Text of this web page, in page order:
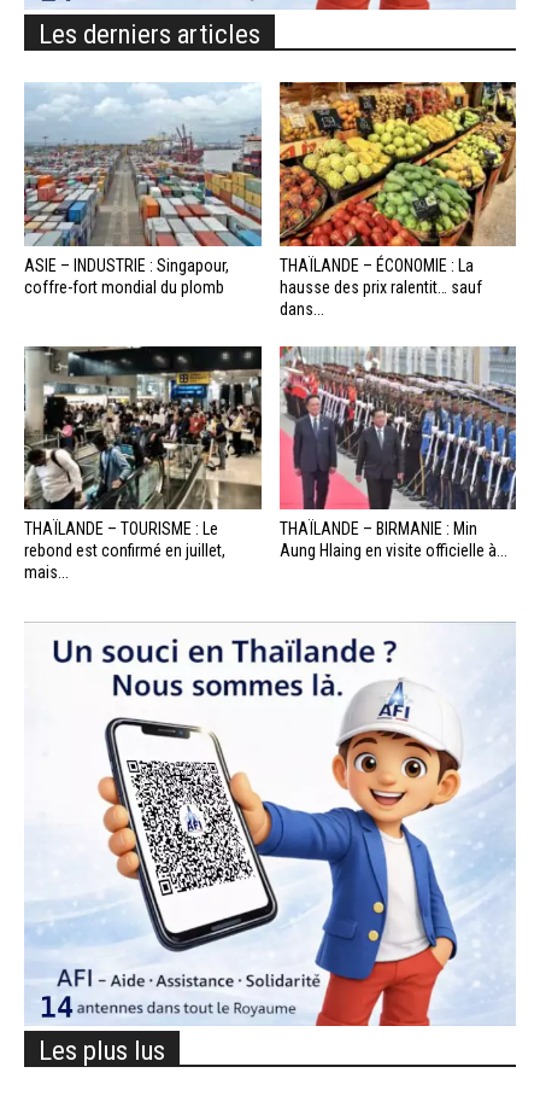
Les derniers articles
ASIE – INDUSTRIE : Singapour,
coffre-fort mondial du plomb
THAÏLANDE – ÉCONOMIE : La
hausse des prix ralentit… sauf
dans...
THAÏLANDE – TOURISME : Le
rebond est confirmé en juillet,
mais...
THAÏLANDE – BIRMANIE : Min
Aung Hlaing en visite officielle à...
Les plus lus